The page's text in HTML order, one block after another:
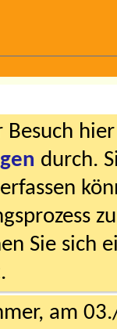
Besuch
durch.
Sie sich
am